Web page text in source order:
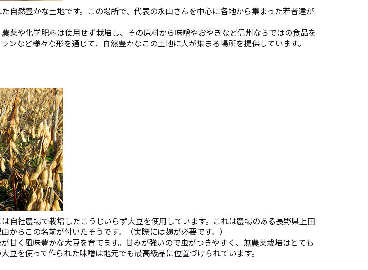
自然豊かな土地です。この場所で、代表の永山さんを中心に各地から集まった若者達が
薬や化学肥料は使用せず栽培し、その原料から味噌やおやきなど信州ならではの食品を
など様々な形を通じて、自然豊かなこの土地に人が集まる場所を提供しています。
自社農場で栽培したこうじいらず大豆を使用しています。これは農場のある長野県上田
らこの名前が付いたそうです。（実際には麹が必要です。）
甘く風味豊かな大豆を育てます。甘みが強いので虫がつきやすく、無農薬栽培はとても
を使って作られた味噌は地元でも最高級品に位置づけられています。